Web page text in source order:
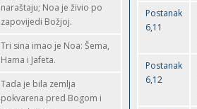
naraštaju; Noa je živio po
zapovijedi Božjoj.
Tri sina imao je Noa: Šema,
Hama i Jafeta.
Tada je bila zemlja
pokvarena pred Bogom i
Postanak
6,11
Postanak
6,12